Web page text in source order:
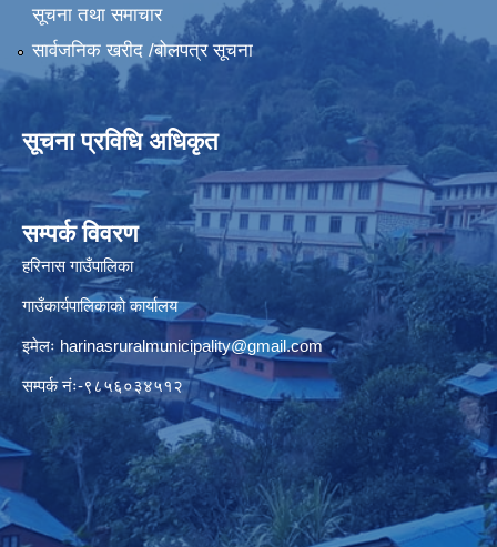
सूचना तथा समाचार
सार्वजनिक खरीद /बोलपत्र सूचना
सूचना प्रविधि अधिकृत
सम्पर्क विवरण
हरिनास गाउँपालिका
गाउँकार्यपालिकाको कार्यालय
इमेलः harinasruralmunicipality@gmail.com
सम्पर्क नंः-९८५६०३४५१२